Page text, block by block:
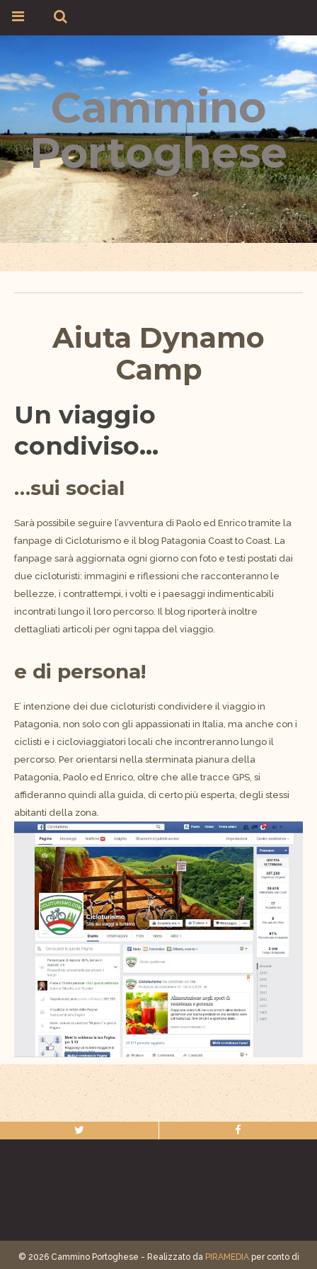
Cammino
Portoghese
Aiuta Dynamo
Camp
Un viaggio
condiviso…
…sui social
Sarà possibile seguire l’avventura di Paolo ed Enrico tramite la
fanpage di Cicloturismo e il blog Patagonia Coast to Coast. La
fanpage sarà aggiornata ogni giorno con foto e testi postati dai
due cicloturisti: immagini e riflessioni che racconteranno le
bellezze, i contrattempi, i volti e i paesaggi indimenticabili
incontrati lungo il loro percorso. Il blog riporterà inoltre
dettagliati articoli per ogni tappa del viaggio.
e di persona!
E’ intenzione dei due cicloturisti condividere il viaggio in
Patagonia, non solo con gli appassionati in Italia, ma anche con i
ciclisti e i cicloviaggiatori locali che incontreranno lungo il
percorso. Per orientarsi nella sterminata pianura della
Patagonia, Paolo ed Enrico, oltre che alle tracce GPS, si
affideranno quindi alla guida, di certo più esperta, degli stessi
abitanti della zona.
© 2026 Cammino Portoghese - Realizzato da PIRAMEDIAper conto di